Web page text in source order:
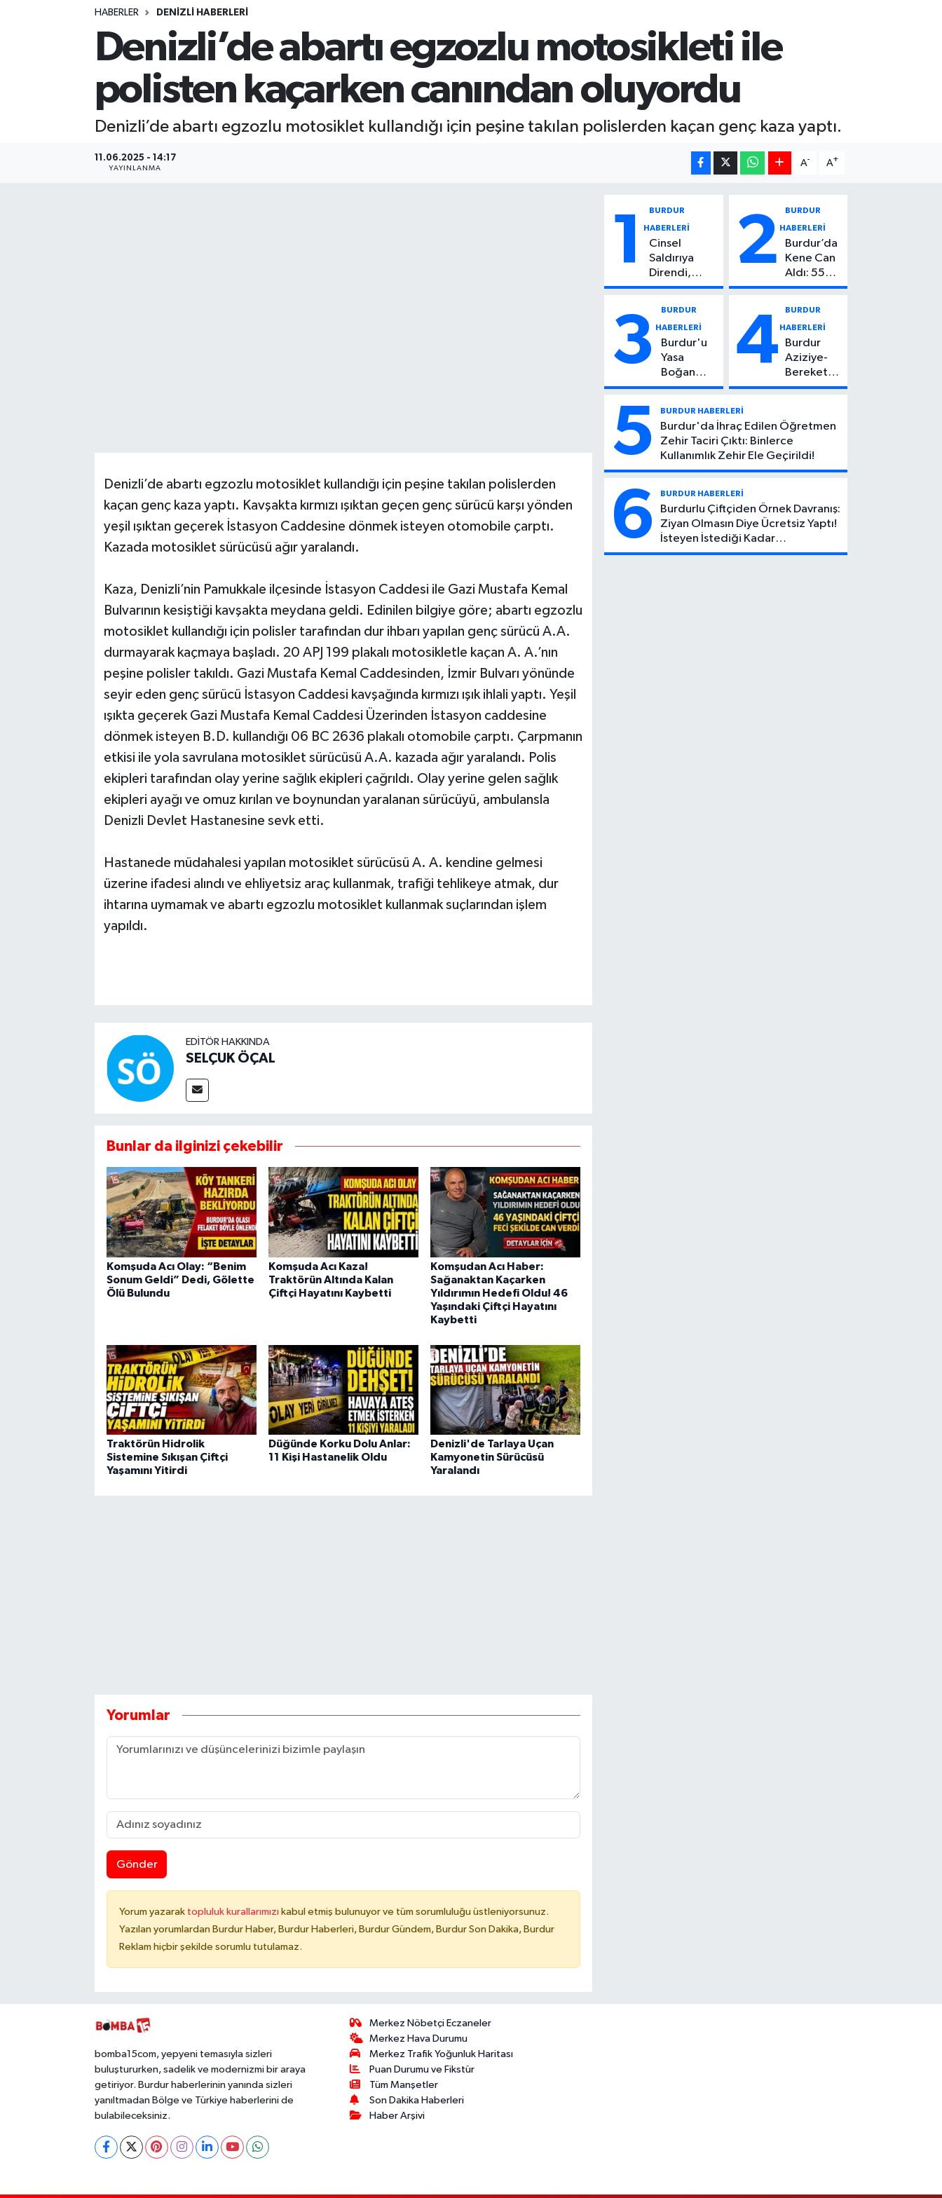
HABERLER DENİZLİ HABERLERİ
Denizli’de abartı egzozlu motosikleti ile
polisten kaçarken canından oluyordu
Denizli’de abartı egzozlu motosiklet kullandığı için peşine takılan polislerden kaçan genç kaza yaptı.
11.06.2025 - 14:17
YAYINLANMA
A- A+
Denizli’de abartı egzozlu motosiklet kullandığı için peşine takılan polislerden
kaçan genç kaza yaptı. Kavşakta kırmızı ışıktan geçen genç sürücü karşı yönden
yeşil ışıktan geçerek İstasyon Caddesine dönmek isteyen otomobile çarptı.
Kazada motosiklet sürücüsü ağır yaralandı.
Kaza, Denizli’nin Pamukkale ilçesinde İstasyon Caddesi ile Gazi Mustafa Kemal
Bulvarının kesiştiği kavşakta meydana geldi. Edinilen bilgiye göre; abartı egzozlu
motosiklet kullandığı için polisler tarafından dur ihbarı yapılan genç sürücü A.A.
durmayarak kaçmaya başladı. 20 APJ 199 plakalı motosikletle kaçan A. A.’nın
peşine polisler takıldı. Gazi Mustafa Kemal Caddesinden, İzmir Bulvarı yönünde
seyir eden genç sürücü İstasyon Caddesi kavşağında kırmızı ışık ihlali yaptı. Yeşil
ışıkta geçerek Gazi Mustafa Kemal Caddesi Üzerinden İstasyon caddesine
dönmek isteyen B.D. kullandığı 06 BC 2636 plakalı otomobile çarptı. Çarpmanın
etkisi ile yola savrulana motosiklet sürücüsü A.A. kazada ağır yaralandı. Polis
ekipleri tarafından olay yerine sağlık ekipleri çağrıldı. Olay yerine gelen sağlık
ekipleri ayağı ve omuz kırılan ve boynundan yaralanan sürücüyü, ambulansla
Denizli Devlet Hastanesine sevk etti.
Hastanede müdahalesi yapılan motosiklet sürücüsü A. A. kendine gelmesi
üzerine ifadesi alındı ve ehliyetsiz araç kullanmak, trafiği tehlikeye atmak, dur
ihtarına uymamak ve abartı egzozlu motosiklet kullanmak suçlarından işlem
yapıldı.
EDITÖR HAKKINDA
SELÇUK ÖÇAL
Bunlar da ilginizi çekebilir
Komşuda Acı Olay: “Benim
Sonum Geldi” Dedi, Gölette
Ölü Bulundu
Komşuda Acı Kaza!
Traktörün Altında Kalan
Çiftçi Hayatını Kaybetti
Komşudan Acı Haber:
Sağanaktan Kaçarken
Yıldırımın Hedefi Oldu! 46
Yaşındaki Çiftçi Hayatını
Kaybetti
Traktörün Hidrolik
Sistemine Sıkışan Çiftçi
Yaşamını Yitirdi
Düğünde Korku Dolu Anlar:
11 Kişi Hastanelik Oldu
Denizli'de Tarlaya Uçan
Kamyonetin Sürücüsü
Yaralandı
Yorumlar
Gönder
Yorum yazarak topluluk kurallarımızı kabul etmiş bulunuyor ve tüm sorumluluğu üstleniyorsunuz.
Yazılan yorumlardan Burdur Haber, Burdur Haberleri, Burdur Gündem, Burdur Son Dakika, Burdur
Reklam hiçbir şekilde sorumlu tutulamaz.
1 BURDUR
HABERLERİ
Cinsel
Saldırıya
Direndi,
Başından
Çocuktan
Kötü Haber!
2 BURDUR
HABERLERİ
Burdur’da
Kene Can
Aldı: 55
Yaşındaki
Kaybetti
3 BURDUR
HABERLERİ
Burdur'u
Yasa
Boğan
Ölüm:
Can Atıcı
Genç
Yaşta
Yaşamını
Yitirdi
4 BURDUR
HABERLERİ
Burdur
Aziziye-
Bereket
Köyü
Feci Kaza:
1 Ölü, 2
Yaralı
5 BURDUR HABERLERİ
Burdur'da İhraç Edilen Öğretmen
Zehir Taciri Çıktı: Binlerce
Kullanımlık Zehir Ele Geçirildi!
6 BURDUR HABERLERİ
Burdurlu Çiftçiden Örnek Davranış:
Ziyan Olmasın Diye Ücretsiz Yaptı!
İsteyen İstediği Kadar
Toplayabilecek
bomba15com, yepyeni temasıyla sizleri
buluştururken, sadelik ve modernizmi bir araya
getiriyor. Burdur haberlerinin yanında sizleri
yanıltmadan Bölge ve Türkiye haberlerini de
bulabileceksiniz.
Merkez Nöbetçi Eczaneler
Merkez Hava Durumu
Merkez Trafik Yoğunluk Haritası
Puan Durumu ve Fikstür
Tüm Manşetler
Son Dakika Haberleri
Haber Arşivi